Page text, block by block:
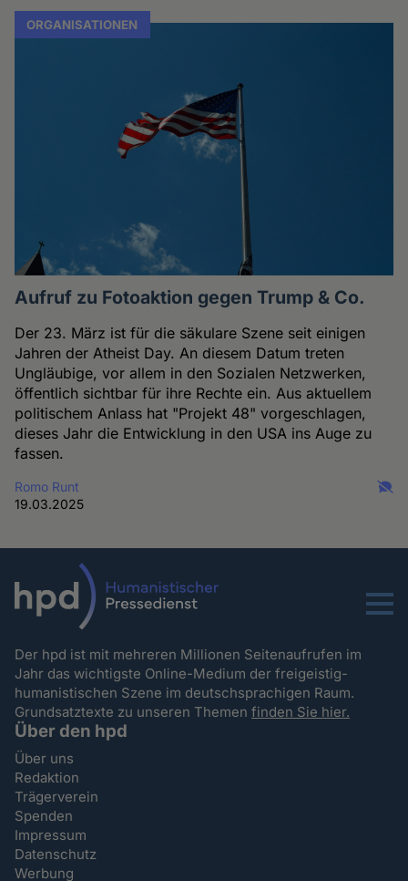
ORGANISATIONEN
Aufruf zu Fotoaktion gegen Trump & Co.
Der 23. März ist für die säkulare Szene seit einigen
Jahren der Atheist Day. An diesem Datum treten
Ungläubige, vor allem in den Sozialen Netzwerken,
öffentlich sichtbar für ihre Rechte ein. Aus aktuellem
politischem Anlass hat "Projekt 48" vorgeschlagen,
dieses Jahr die Entwicklung in den USA ins Auge zu
fassen.
Romo Runt
19.03.2025
Menu
Der hpd ist mit mehreren Millionen Seitenaufrufen im
Jahr das wichtigste Online-Medium der freigeistig-
humanistischen Szene im deutschsprachigen Raum.
Grundsatztexte zu unseren Themenfinden Sie hier.
Über den hpd
Über uns
Redaktion
Trägerverein
Spenden
Impressum
Datenschutz
Werbung